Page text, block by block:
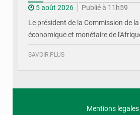
5 août 2026
Publié à 11h59
Le président de la Commission de
économique et monétaire de
SAVOIR PLUS
Mentions legales